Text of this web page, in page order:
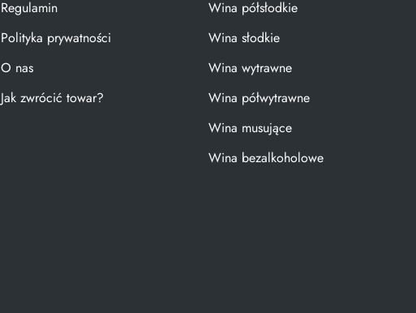
Regulamin
Polityka prywatności
O nas
Jak zwrócić towar?
Wina półsłodkie
Wina słodkie
Wina wytrawne
Wina półwytrawne
Wina musujące
Wina bezalkoholowe